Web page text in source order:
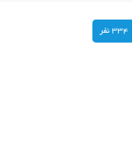
334 نفر